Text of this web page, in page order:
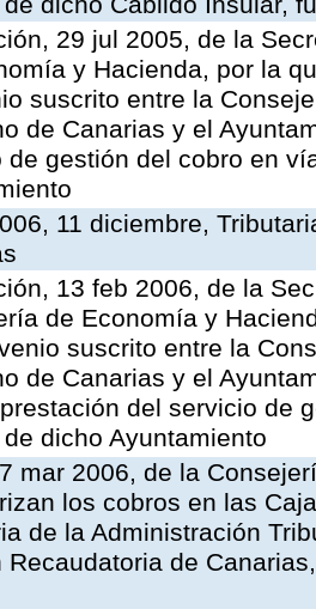
29 jul 2005, de la
y Hacienda, por la
suscrito entre la
de Canarias y el
de gestión del cobro en
11 diciembre,
13 feb 2006, de la
de Economía y
suscrito entre la
de Canarias y el
del servicio de
dicho Ayuntamiento
mar 2006, de la
los cobros en las
de la Administración
Recaudatoria de